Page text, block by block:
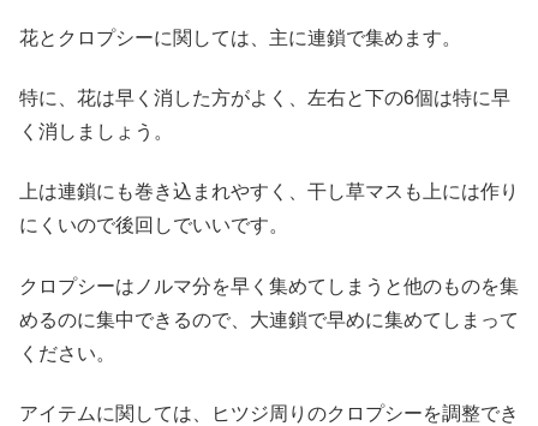
花とクロプシーに関しては、主に連鎖で集めます。
特に、花は早く消した方がよく、左右と下の6個は特に早
く消しましょう。
上は連鎖にも巻き込まれやすく、干し草マスも上には作り
にくいので後回しでいいです。
クロプシーはノルマ分を早く集めてしまうと他のものを集
めるのに集中できるので、大連鎖で早めに集めてしまって
ください。
アイテムに関しては、ヒツジ周りのクロプシーを調整でき